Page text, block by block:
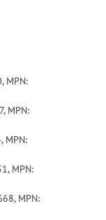
MPN:
MPN:
MPN:
MPN:
MPN: